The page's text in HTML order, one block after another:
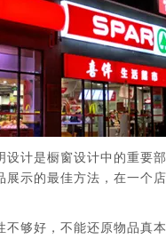
计是橱窗设计中的重要
示的最佳方法，在一个
不够好，不能还原物品真